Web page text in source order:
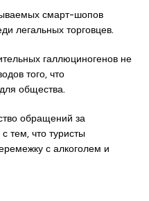
смарт-шопов
легальных торговцев.
галлюциногенов не
того, что
общества.
обращений за
тем, что туристы
с алкоголем и